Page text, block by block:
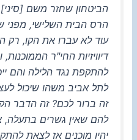
הביטחון שחזר משם [סיני]
הרס הבית השלישי, מפני
עוד לא עברו את הקו, רק
דיוויזיות החי"ר
להתקפת נגד הלילה והם
לתל אביב משהו שיכול
זה ברור לכם? זה הדבר
להם שאין גשרים בתעלה,
יהיו מוכנים אז לצאת